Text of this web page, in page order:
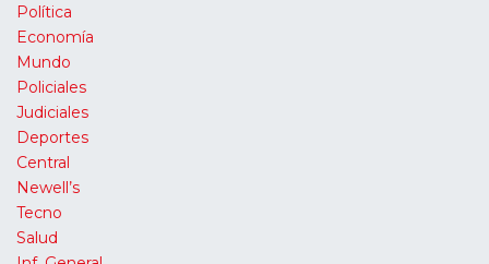
Política
Economía
Mundo
Policiales
Judiciales
Deportes
Central
Newell’s
Tecno
Salud